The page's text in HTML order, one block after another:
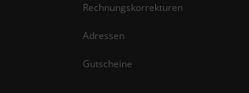
Rechnungskorrekturen
Adressen
Gutscheine